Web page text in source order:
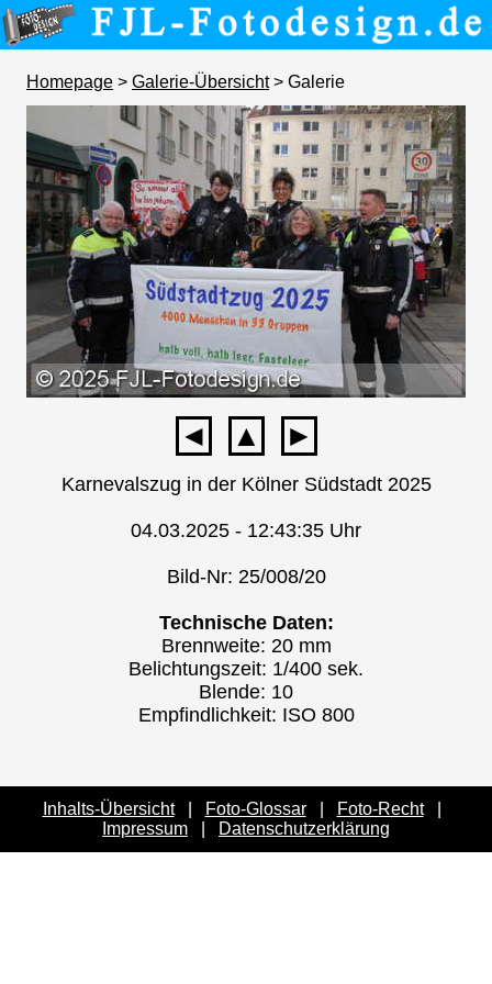
Homepage > Galerie-Übersicht> Galerie
◄ ▲ ►
Karnevalszug in der Kölner Südstadt 2025
04.03.2025 - 12:43:35 Uhr
Bild-Nr: 25/008/20
Technische Daten:
Brennweite: 20 mm
Belichtungszeit: 1/400 sek.
Blende: 10
Empfindlichkeit: ISO 800
Inhalts-Übersicht| Foto-Glossar| Foto-Recht|
Impressum
Datenschutzerklärung